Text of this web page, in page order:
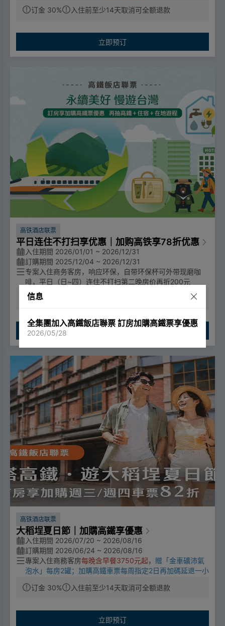
活動期間：2026/4/10-2026/12/31
🔼優待票：符合敬老、愛心、孩童身分者，享全額票價之5
订金 30% 入住前至少14天取消可全额退款
立即预订
高铁酒店联票
平日连住不打扫享优惠｜加购高铁享78折优惠
入住期間 2026/01/01 ~ 2026/12/31
訂購期間 2025/12/04 ~ 2026/12/31
专案入住商务客房，响应环保，自带环保杯可外带现磨咖
啡，平日（日~四）连住不打扫第二晚房价再折200元
销售期间：2025/12/04~2026/12/31；乘车期间：2026/0
加购高铁票享平日(周一~周四)78折、假日(周五~周日及 高
铁公告疏运期间 )85折优惠。
。
订金 30%
高铁酒店联票
大稻埕夏日節｜加購高鐵享優惠
入住期間 2026/07/20 ~ 2026/08/16
訂購期間 2026/06/24 ~ 2026/08/16
專案入住商務客房每晚含早餐3750元起， 贈「金車礦沛氣
泡水」每房2罐；加購高鐵車票每周指定2日再加碼延退一小
漫過暑假!
🔼成人票：標準車廂對號座或商務車廂搭乘享全票票價95
订金 30% 入住前至少14天取消可全额退款
立即预订
信息
全集團加入高鐵飯店聯票 訂房加購高鐵票享優惠
2026/05/28